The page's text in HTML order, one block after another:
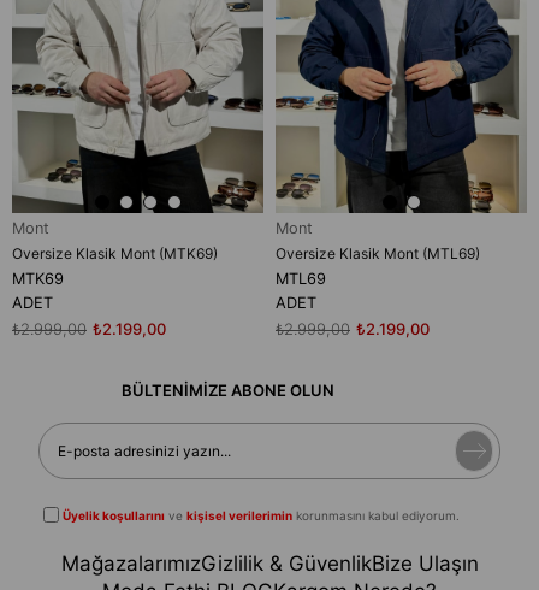
Mont
Oversize Klasik Mont (MTK69)
MTK69
ADET
₺2.199,00
₺2.999,00
Mont
Oversize Klasik Mont (MTL69)
MTL69
ADET
₺2.199,00
₺2.999,00
BÜLTENİMİZE ABONE OLUN
Üyelik koşullarını vekişisel verilerimin korunmasını kabul ediyorum.
MağazalarımızGizlilik & GüvenlikBize Ulaşın